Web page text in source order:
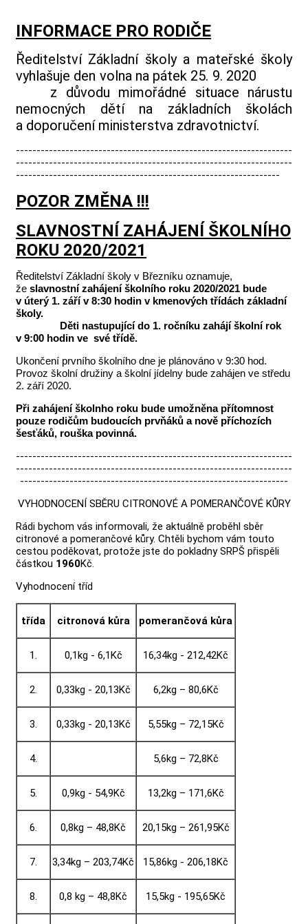
INFORMACE PRO RODIČE
Ředitelství Základní školy a mateřské školy
vyhlašuje den volna na pátek 25. 9. 2020
z důvodu mimořádné situace nárustu
nemocných dětí na základních školách
a doporučení ministerstva zdravotnictví.
-------------------------------------------------------------------
-------------------------------------------------------------------
----------------------------------------------------------------
POZOR ZMĚNA !!!
SLAVNOSTNÍ ZAHÁJENÍ ŠKOLNÍHO
ROKU 2020/2021
Ředitelství Základní školy v Březníku oznamuje,
že slavnostní zahájení školního roku 2020/2021 bude
v úterý 1. září v 8:30 hodin v kmenových třídách základní
školy.
Děti nastupující do 1. ročníku zahájí školní rok
v 9:00 hodin ve své třídě.
Ukončení prvního školního dne je plánováno v 9:30 hod.
Provoz školní družiny a školní jídelny bude zahájen ve středu
2. září 2020.
Při zahájení školnho roku bude umožněna přítomnost
pouze rodičům budoucích prvňáků a nově příchozích
šesťáků, rouška povinná.
-------------------------------------------------------------------
-------------------------------------------------------------------
-----------------------------------------------------------------
VYHODNOCENÍ SBĚRU CITRONOVÉ A POMERANČOVÉ KŮRY
Rádi bychom vás informovali, že aktuálně proběhl sběr
citronové a pomerančové kůry. Chtěli bychom vám touto
cestou poděkovat, protože jste do pokladny SRPŠ přispěli
částkou 1960Kč.
Vyhodnocení tříd
třída citronová kůra pomerančová kůra
1. 0,1kg - 6,1Kč 16,34kg - 212,42Kč
2. 0,33kg - 20,13Kč 6,2kg – 80,6Kč
3. 0,33kg - 20,13Kč 5,55kg – 72,15Kč
4. 5,6kg – 72,8Kč
5. 0,9kg - 54,9Kč 13,2kg – 171,6Kč
6. 0,8kg – 48,8Kč 20,15kg – 261,95Kč
7. 3,34kg – 203,74Kč 15,86kg - 206,18Kč
8. 0,8 kg – 48,8Kč 15,5kg - 195,65Kč